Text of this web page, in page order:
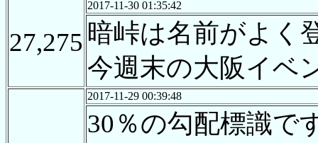
27,275
2017-11-30 01:35:42
暗峠は名前がよく
今週末の大阪イベ
2017-11-29 00:39:48
30％の勾配標識で